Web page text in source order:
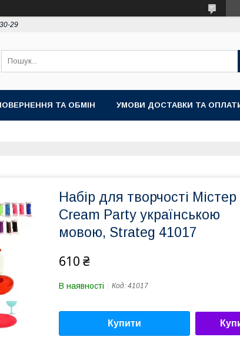
29
ТА ОБМІН УМОВИ ДОСТАВКИ ТА
Набір для творчості Містер
Cream Party українською
мовою, Strateg 41017
610 ₴
В наявності Код: 41017
Купити